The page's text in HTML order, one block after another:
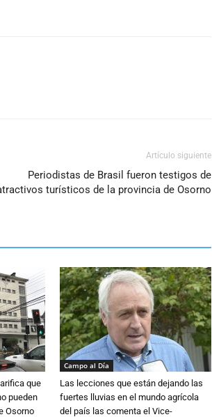
Artículo siguiente
Periodistas de Brasil fueron testigos de
turísticos de la provincia de Osorno
que
pueden
Osorno
Campo al Día
Las lecciones que están dejando las
fuertes lluvias en el mundo agrícola
del país las comenta el Vice-